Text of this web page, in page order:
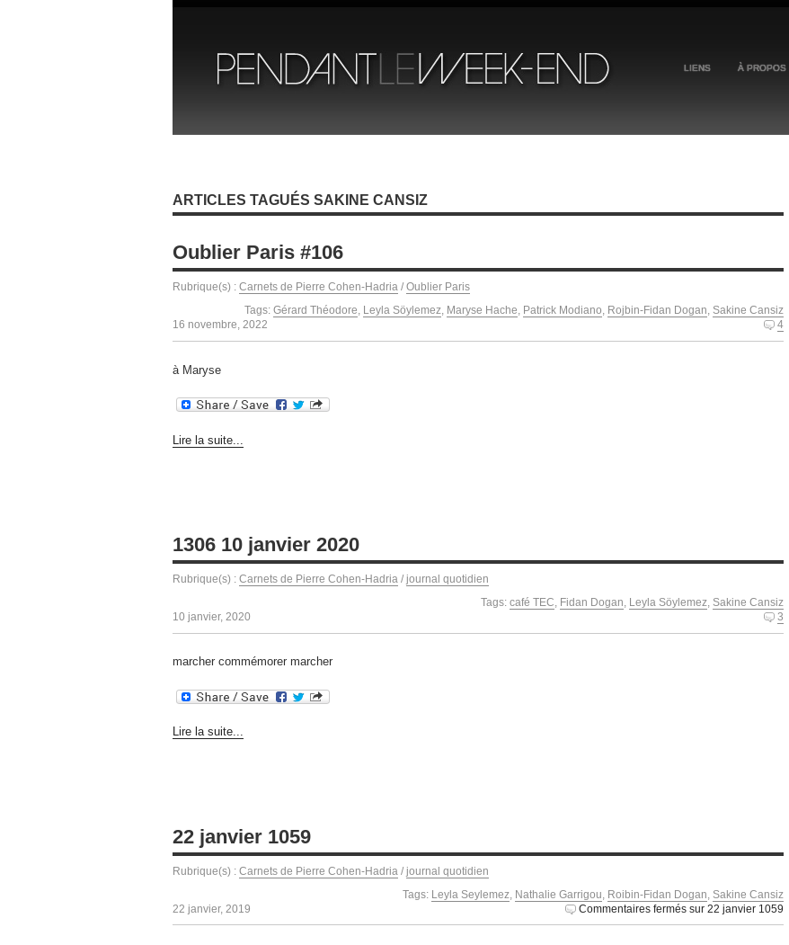
LIENS À PROPOS
ARTICLES TAGUÉS SAKINE CANSIZ
Oublier Paris #106
Rubrique(s) : Carnets de Pierre Cohen-Hadria / Oublier Paris
Tags: Gérard Théodore, Leyla Söylemez, Maryse Hache, Patrick Modiano, Rojbin-Fidan Dogan, Sakine Cansiz
16 novembre, 2022
4
à Maryse
Lire la suite...
1306 10 janvier 2020
Rubrique(s) : Carnets de Pierre Cohen-Hadria / journal quotidien
Tags: café TEC Fidan Dogan Leyla Söylemez Sakine Cansiz
10 janvier, 2020
3
marcher commémorer marcher
Lire la suite...
22 janvier 1059
Rubrique(s) : Carnets de Pierre Cohen-Hadria / journal quotidien
Tags: Leyla Seylemez Nathalie Garrigou Roibin-Fidan Dogan Sakine Cansiz
22 janvier, 2019
Commentaires fermés sur 22 janvier 1059